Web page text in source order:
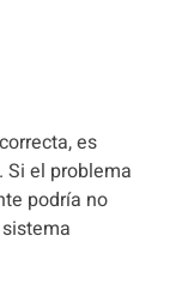
es
el problema
podría no